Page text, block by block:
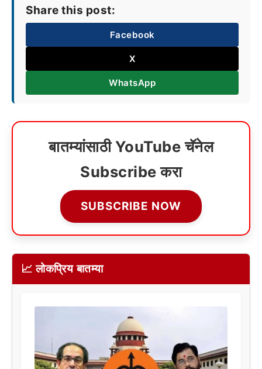
Share this post:
Facebook
X
WhatsApp
बातम्यांसाठी YouTube चॅनेल
Subscribe करा
SUBSCRIBE NOW
📈 लोकप्रिय बातम्या